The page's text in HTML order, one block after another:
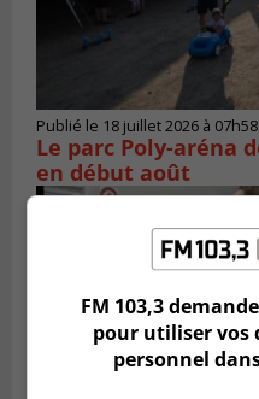
Publié le 18 juillet 2026 à 07h58
Le parc Poly-aréna
en début août
FM 103,3
pour utiliser vos
personnel